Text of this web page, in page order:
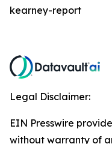
kearney-report
Legal Disclaimer:
EIN Presswire
without warranty of